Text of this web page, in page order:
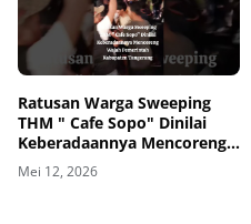
Ratusan Warga Sweeping
THM " Cafe Sopo" Dinilai
Keberadaannya Mencoreng
Wajah Pemerintah
Kabupaten Tangerang
Mei 12, 2026